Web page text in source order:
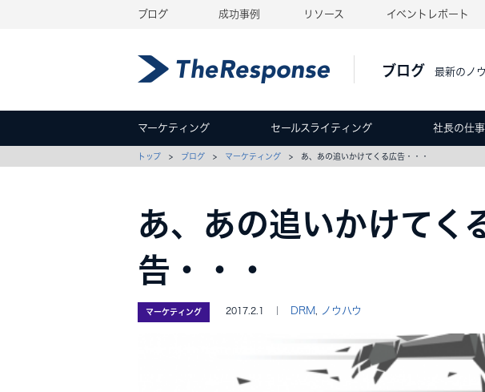
ブログ 成功事例 リソース イベントレポート
ブログ 最新のノ
マーケティング セールスライティング 社長の仕
トップ > ブログ > マーケティング > あ、あの追いかけてくる広告・・・
あ、あの追いかけてく
告・・・
マーケティング 2017.2.1 ｜ DRM ノウハウ